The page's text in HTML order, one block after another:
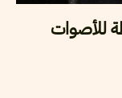
للأصوات